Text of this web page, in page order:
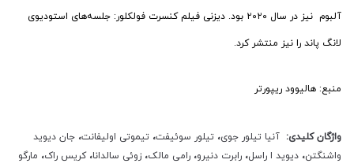
آلبوم نیز در سال ۲۰۲۰ بود. دیزنی فیلم کنسرت فولکلور: جلسه‌های استودیوی
لانگ پاند را نیز منتشر کرد.
منبع: هالیوود ریپورتر
واژگان کلیدی: آنیا تیلور جوی، تیلور سوئیفت، تیموتی اولیفانت، جان دیوید
واشنگتن، دیوید ا راسل، رابرت دنیرو، رامی مالک، زوئی سالدانا، کریس راک، مارگو